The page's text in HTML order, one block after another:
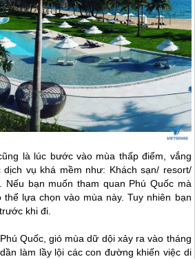
cũng là lúc bước vào mùa thấp điểm, vắng
vụ khá mềm như: Khách sạn/ resort/
bạn muốn tham quan Phú Quốcmà
lựa chọn vào mùa này. Tuy nhiên bạn
khi đi.
Phú Quốc, gió mùa dữ dội xảy ra vào tháng
làm lầy lội các con đường khiến việc di